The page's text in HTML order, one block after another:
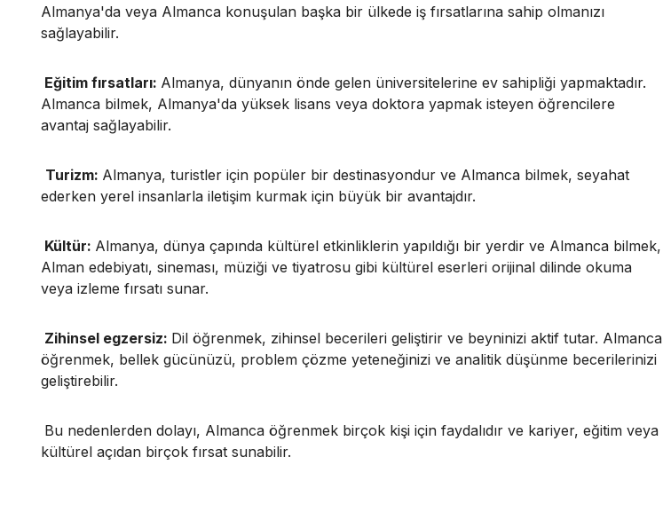
Almanya'da veya Almanca konuşulan başka bir ülkede iş fırsatlarına sahip olmanızı
sağlayabilir.
Eğitim fırsatları: Almanya, dünyanın önde gelen üniversitelerine ev sahipliği yapmaktadır.
Almanca bilmek, Almanya'da yüksek lisans veya doktora yapmak isteyen öğrencilere
avantaj sağlayabilir.
Turizm: Almanya, turistler için popüler bir destinasyondur ve Almanca bilmek, seyahat
ederken yerel insanlarla iletişim kurmak için büyük bir avantajdır.
Kültür: Almanya, dünya çapında kültürel etkinliklerin yapıldığı bir yerdir ve Almanca bilmek,
Alman edebiyatı, sineması, müziği ve tiyatrosu gibi kültürel eserleri orijinal dilinde okuma
veya izleme fırsatı sunar.
Zihinsel egzersiz: Dil öğrenmek, zihinsel becerileri geliştirir ve beyninizi aktif tutar. Almanca
öğrenmek, bellek gücünüzü, problem çözme yeteneğinizi ve analitik düşünme becerilerinizi
geliştirebilir.
Bu nedenlerden dolayı, Almanca öğrenmek birçok kişi için faydalıdır ve kariyer, eğitim veya
kültürel açıdan birçok fırsat sunabilir.